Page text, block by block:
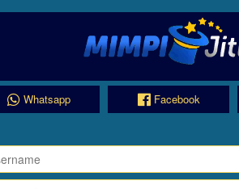
Whatsapp Facebook